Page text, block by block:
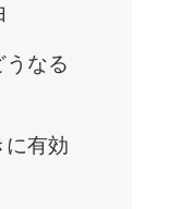
なる
有効